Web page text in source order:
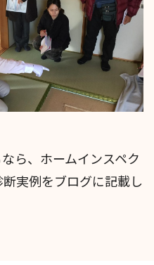
ら、ホームインスペク
実例をブログに記載し